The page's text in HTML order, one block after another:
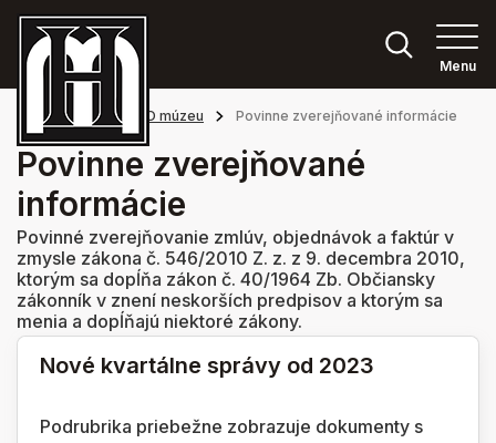
Menu
Hlavná stránka O múzeu Povinne zverejňované informácie
Povinne zverejňované
informácie
Povinné zverejňovanie zmlúv, objednávok a faktúr v
zmysle zákona č. 546/2010 Z. z. z 9. decembra 2010,
ktorým sa dopĺňa zákon č. 40/1964 Zb. Občiansky
zákonník v znení neskorších predpisov a ktorým sa
menia a dopĺňajú niektoré zákony.
Nové kvartálne správy od 2023
Podrubrika priebežne zobrazuje dokumenty s